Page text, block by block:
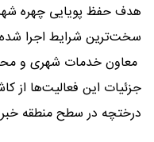
هدف حفظ پویایی چهره
سخت‌ترین شرایط اجرا
درختچه در سطح منطقه